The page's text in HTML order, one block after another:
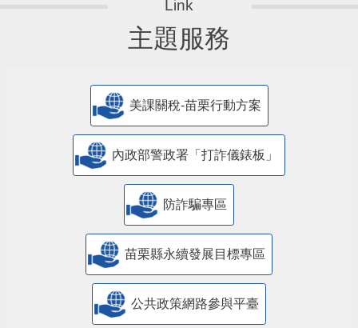
主題服務
美課關稅-苗栗行動方案
內政部警政署「打詐儀錶板」
防詐騙專區
苗栗縣永續發展目標專區
公共政策網路參與平臺